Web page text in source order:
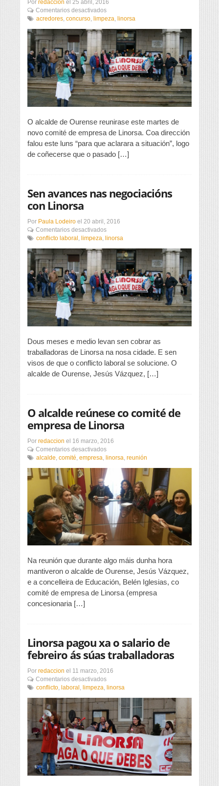
Por redaccion el 25 abril, 2016
Comentarios desactivadosen
O
Linorsa,
en
situación
de
impasse
trala
declaración
de
acredores
acredores concurso limpeza linorsa
O alcalde de Ourense reunirase este martes de
novo comité de empresa de Linorsa. Coa dirección
falou este luns “para que aclarara a situación”, logo
de coñecerse que o pasado […]
Sen avances nas negociacións
con Linorsa
Por Paula Lodeiro el 20 abril, 2016
Comentarios desactivadosen
Sen
nas
negociacións
con
Linorsa
conflicto laboral limpeza linorsa
Dous meses e medio levan sen cobrar as
traballadoras de Linorsa na nosa cidade. E sen
visos de que o conflicto laboral se solucione. O
alcalde de Ourense, Jesús Vázquez, […]
O alcalde reúnese co comité de
empresa de Linorsa
Por redaccion el 16 marzo, 2016
Comentarios desactivadosen
O
reúnese
comité
de
empresa
de
Linorsa
alcalde comité empresa linorsa reunión
Na reunión que durante algo máis dunha hora
mantiveron o alcalde de Ourense, Jesús Vázquez,
e a concelleira de Educación, Belén Iglesias, co
comité de empresa de Linorsa (empresa
concesionaria […]
Linorsa pagou xa o salario de
febreiro ás súas traballadoras
Por redaccion el 11 marzo, 2016
Comentarios desactivadosen
Linorsa
xa
o
salario
de
febreiro
ás
súas
traballadoras
conflicto, laboral , limpeza, linorsa